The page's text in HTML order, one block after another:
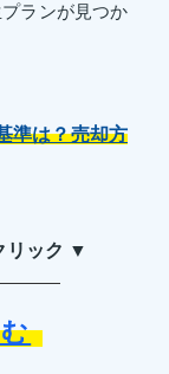
ランが見つか
準は？売却方
リック ▼